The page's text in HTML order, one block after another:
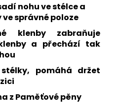
nohu ve stélce a
správné poloze
klenby zabraňuje
a přechází tak
pomáhá držet
z Paměťové pěny